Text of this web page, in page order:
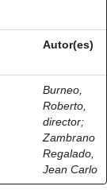
Autor(es)
Burneo,
Roberto,
director;
Zambrano
Regalado,
Jean Carlo